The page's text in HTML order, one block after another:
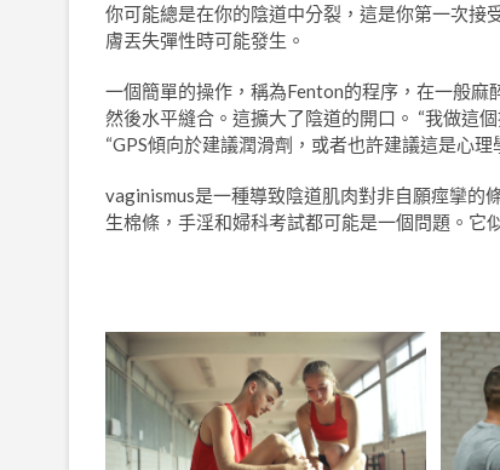
你可能總是在你的陰道中分裂，這是你第一次接
膚丟失彈性時可能發生。
一個簡單的操作，稱為Fenton的程序，在一般麻
然後水平縫合。這擴大了陰道的開口。 “我做這
“GPS傾向於建議潤滑劑，或者也許建議這是心
vaginismus是一種導致陰道肌肉對非自願痙攣的
生棉條，手淫和婦科考試都可能是一個問題。它